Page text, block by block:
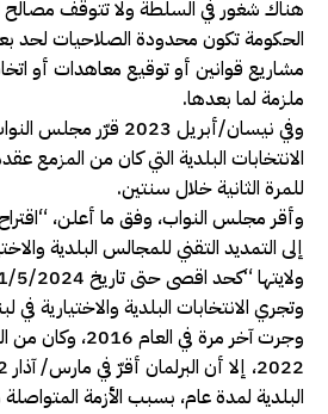
هناك شغور في السلطة ولا تتوقف مصالح
الحكومة تكون محدودة الصلاحيات لحد
مشاريع قوانين أو توقيع معاهدات أو
ملزمة لما بعدها.
وفي نيسان/أبريل 2023 قرّر
للمرة الثانية خلال سنتين.
وأقر مجلس النواب، وفق ما أعلن،
إلى التمديد التقني للمجالس البلدية
ولايتها “كحد اقصى حتى تاريخ 31/5/2024”.
وتجري الانتخابات البلدية والاختيارية
وجرت آخر مرة في
البلدية لمدة عام، بسبب الأزمة المتواصلة منذ